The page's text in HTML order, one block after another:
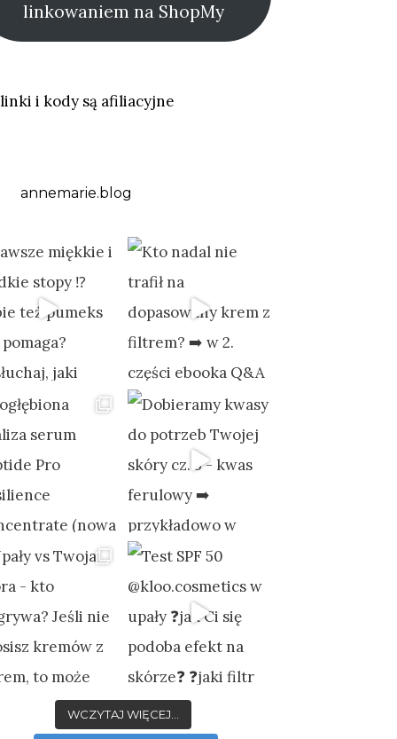
linkowaniem na ShopMy
i kody są afiliacyjne
annemarie.blog
WCZYTAJ WIĘCEJ...